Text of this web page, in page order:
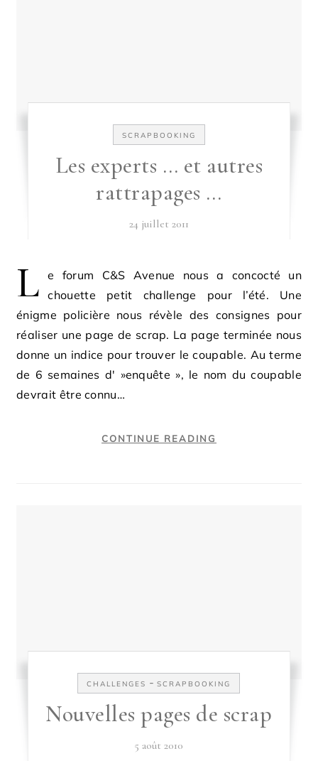
SCRAPBOOKING
Les experts … et autres
rattrapages …
24 juillet 2011
L
e forum C&S Avenue nous a concocté un
chouette petit challenge pour l’été. Une
énigme policière nous révèle des consignes pour
réaliser une page de scrap. La page terminée nous
donne un indice pour trouver le coupable. Au terme
de 6 semaines d' »enquête », le nom du coupable
devrait être connu…
CONTINUE READING
CHALLENGES -SCRAPBOOKING
Nouvelles pages de scrap
5 août 2010